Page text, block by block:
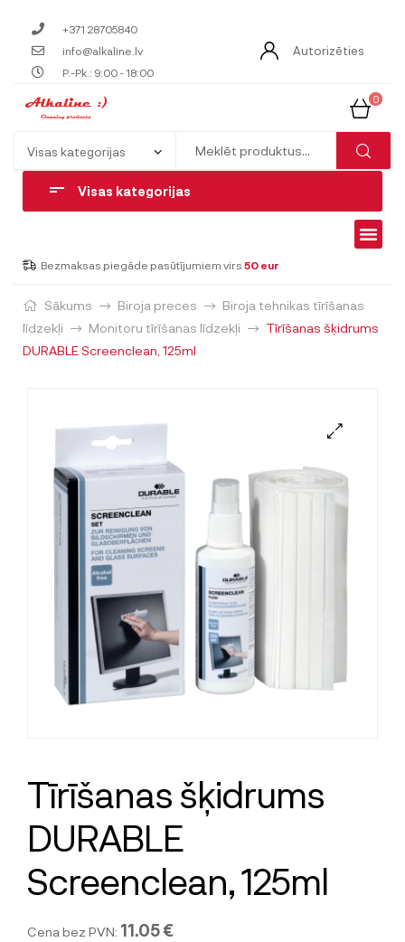
+371 28705840
info@alkaline.lv
P.-Pk.: 9:00 - 18:00
Autorizēties
0
Visas kategorijas
Bezmaksas piegāde pasūtījumiem virs 50 eur
Sākums Biroja preces
Biroja tehnikas tīrīšanas
līdzekļi
Monitoru tīrīšanas līdzekļi
Tīrīšanas šķidrums
DURABLE Screenclean, 125ml
Tīrīšanas šķidrums
DURABLE
Screenclean, 125ml
Cena bez PVN: 11.05 €